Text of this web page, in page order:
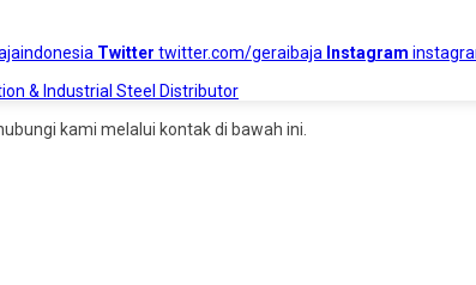
Twitter twitter.com/geraibaja Instagram
& Industrial Steel Distributor
kami melalui kontak di bawah ini.